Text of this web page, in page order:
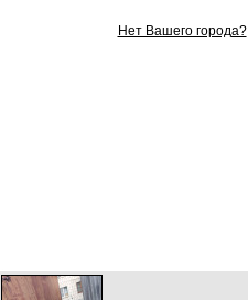
Нет Вашего города?